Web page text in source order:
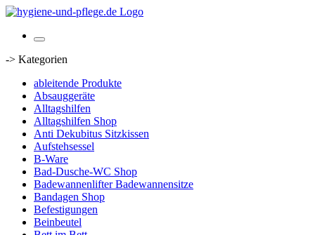
-> Kategorien
ableitende Produkte
Absauggeräte
Alltagshilfen
Alltagshilfen Shop
Anti Dekubitus Sitzkissen
Aufstehsessel
B-Ware
Bad-Dusche-WC Shop
Badewannenlifter Badewannensitze
Bandagen Shop
Befestigungen
Beinbeutel